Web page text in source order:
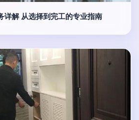
详解 从选择到完工的专业指南